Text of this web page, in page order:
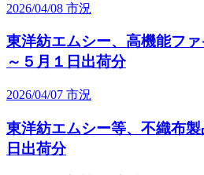
2026/04/08 市況
東洋紡エムシー、高機能フ
～５月１日出荷分
2026/04/07 市況
東洋紡エムシー等、不織布
日出荷分